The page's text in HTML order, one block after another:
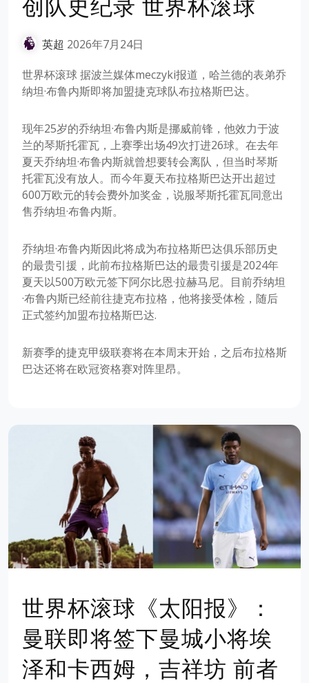
创队史纪录 世界杯滚球
英超 2026年7月24日
世界杯滚球 据波兰媒体meczyki报道，哈兰德的表弟乔
纳坦·布鲁内斯即将加盟捷克球队布拉格斯巴达。
现年25岁的乔纳坦·布鲁内斯是挪威前锋，他效力于波
兰的琴斯托霍瓦，上赛季出场49次打进26球。在去年
夏天乔纳坦·布鲁内斯就曾想要转会离队，但当时琴斯
托霍瓦没有放人。而今年夏天布拉格斯巴达开出超过
600万欧元的转会费外加奖金，说服琴斯托霍瓦同意出
售乔纳坦·布鲁内斯。
乔纳坦·布鲁内斯因此将成为布拉格斯巴达俱乐部历史
的最贵引援，此前布拉格斯巴达的最贵引援是2024年
夏天以500万欧元签下阿尔比恩·拉赫马尼。目前乔纳坦
·布鲁内斯已经前往捷克布拉格，他将接受体检，随后
正式签约加盟布拉格斯巴达.
新赛季的捷克甲级联赛将在本周末开始，之后布拉格斯
巴达还将在欧冠资格赛对阵里昂。
世界杯滚球《太阳报》：
曼联即将签下曼城小将埃
泽和卡西姆，吉祥坊 前者